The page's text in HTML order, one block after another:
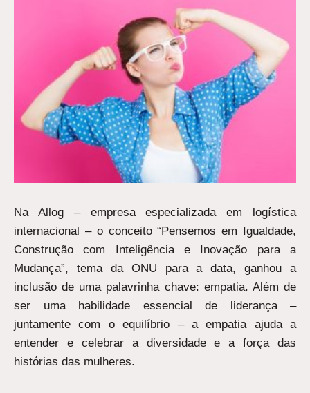
Na Allog – empresa especializada em logística
internacional – o conceito “Pensemos em Igualdade,
Construção com Inteligência e Inovação para a
Mudança”, tema da ONU para a data, ganhou a
inclusão de uma palavrinha chave: empatia. Além de
ser uma habilidade essencial de liderança –
juntamente com o equilíbrio – a empatia ajuda a
entender e celebrar a diversidade e a força das
histórias das mulheres.